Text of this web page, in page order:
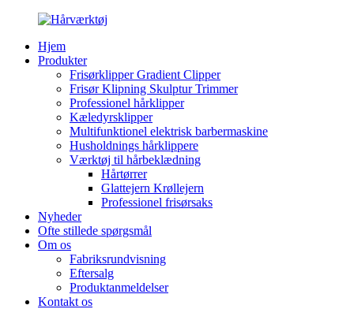
Hjem
Produkter
Frisørklipper Gradient Clipper
Frisør Klipning Skulptur Trimmer
Professionel hårklipper
Kæledyrsklipper
Multifunktionel elektrisk barbermaskine
Husholdnings hårklippere
Værktøj til hårbeklædning
Hårtørrer
Glattejern Krøllejern
Professionel frisørsaks
Nyheder
Ofte stillede spørgsmål
Om os
Fabriksrundvisning
Eftersalg
Produktanmeldelser
Kontakt os